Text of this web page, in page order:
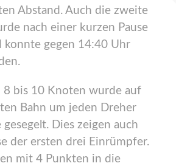
Abstand. Auch die zweite
nach einer kurzen Pause
konnte gegen 14:40 Uhr
8 bis 10 Knoten wurde auf
Bahn um jeden Dreher
Dies zeigen auch
der ersten drei Einrümpfer.
mit 4 Punkten in die